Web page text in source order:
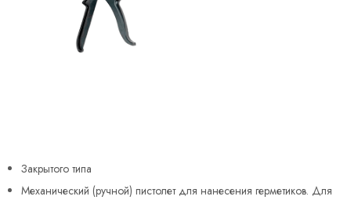
Закрытого типа
Механический (ручной) пистолет для нанесения герметиков. Для